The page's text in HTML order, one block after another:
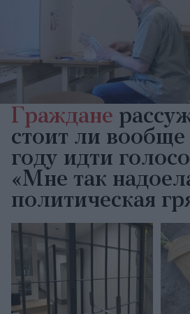
Граждане
стоит ли
году идти
«Мне так
политическая